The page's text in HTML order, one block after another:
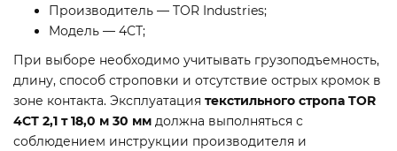
Производитель — TOR Industries;
Модель — 4СТ;
При выборе необходимо учитывать грузоподъемность,
длину, способ строповки и отсутствие острых кромок в
зоне контакта. Эксплуатация текстильного стропа TOR
4СТ 2,1 т 18,0 м 30 мм должна выполняться с
соблюдением инструкции производителя и